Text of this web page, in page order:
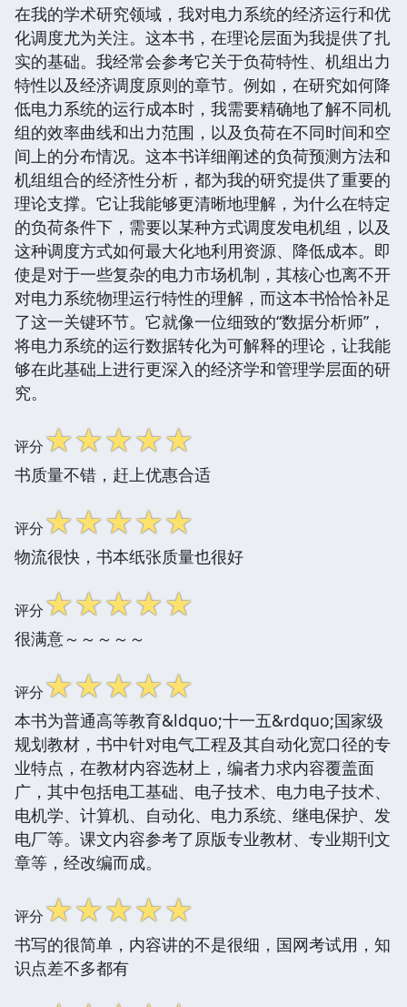
在我的学术研究领域，我对电力系统的经济运行和优
化调度尤为关注。这本书，在理论层面为我提供了扎
实的基础。我经常会参考它关于负荷特性、机组出力
特性以及经济调度原则的章节。例如，在研究如何降
低电力系统的运行成本时，我需要精确地了解不同机
组的效率曲线和出力范围，以及负荷在不同时间和空
间上的分布情况。这本书详细阐述的负荷预测方法和
机组组合的经济性分析，都为我的研究提供了重要的
理论支撑。它让我能够更清晰地理解，为什么在特定
的负荷条件下，需要以某种方式调度发电机组，以及
这种调度方式如何最大化地利用资源、降低成本。即
使是对于一些复杂的电力市场机制，其核心也离不开
对电力系统物理运行特性的理解，而这本书恰恰补足
了这一关键环节。它就像一位细致的“数据分析师”，
将电力系统的运行数据转化为可解释的理论，让我能
够在此基础上进行更深入的经济学和管理学层面的研
究。
评分☆☆☆☆☆
书质量不错，赶上优惠合适
评分☆☆☆☆☆
物流很快，书本纸张质量也很好
评分☆☆☆☆☆
很满意～～～～～
评分☆☆☆☆☆
本书为普通高等教育&ldquo;十一五&rdquo;国家级
规划教材，书中针对电气工程及其自动化宽口径的专
业特点，在教材内容选材上，编者力求内容覆盖面
广，其中包括电工基础、电子技术、电力电子技术、
电机学、计算机、自动化、电力系统、继电保护、发
电厂等。课文内容参考了原版专业教材、专业期刊文
章等，经改编而成。
评分☆☆☆☆☆
书写的很简单，内容讲的不是很细，国网考试用，知
识点差不多都有